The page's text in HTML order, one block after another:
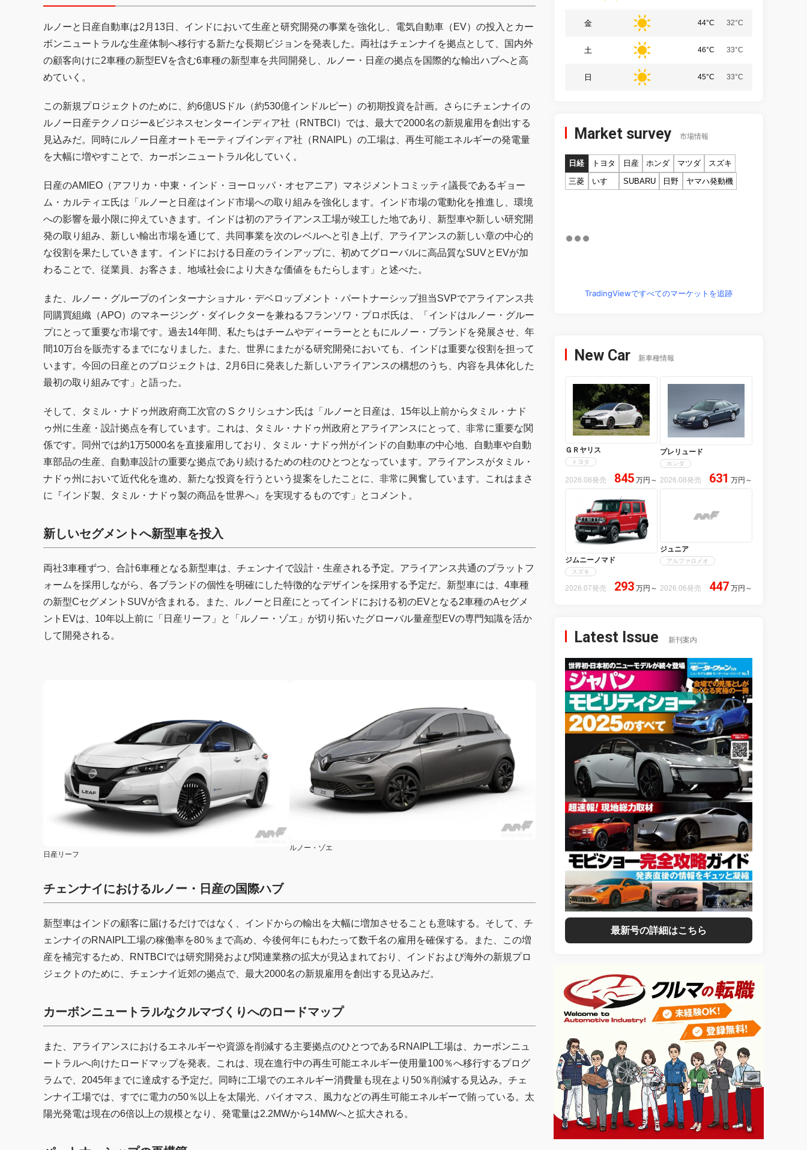
ルノーと日産自動車は2月13日、インドにおいて生産と研究開発の事業を強化し、電気自動車（EV）の投入とカー
ボンニュートラルな生産体制へ移行する新たな長期ビジョンを発表した。両社はチェンナイを拠点として、国内外
の顧客向けに2車種の新型EVを含む6車種の新型車を共同開発し、ルノー・日産の拠点を国際的な輸出ハブへと高
めていく。
この新規プロジェクトのために、約6億USドル（約530億インドルピー）の初期投資を計画。さらにチェンナイの
ルノー日産テクノロジー&ビジネスセンターインディア社（RNTBCI）では、最大で2000名の新規雇用を創出する
見込みだ。同時にルノー日産オートモーティブインディア社（RNAIPL）の工場は、再生可能エネルギーの発電量
を大幅に増やすことで、カーボンニュートラル化していく。
日産のAMIEO（アフリカ・中東・インド・ヨーロッパ・オセアニア）マネジメントコミッティ議長であるギョー
ム・カルティエ氏は「ルノーと日産はインド市場への取り組みを強化します。インド市場の電動化を推進し、環境
への影響を最小限に抑えていきます。インドは初のアライアンス工場が竣工した地であり、新型車や新しい研究開
発の取り組み、新しい輸出市場を通じて、共同事業を次のレベルへと引き上げ、アライアンスの新しい章の中心的
な役割を果たしていきます。インドにおける日産のラインアップに、初めてグローバルに高品質なSUVとEVが加
わることで、従業員、お客さま、地域社会により大きな価値をもたらします」と述べた。
また、ルノー・グループのインターナショナル・デベロップメント・パートナーシップ担当SVPでアライアンス共
同購買組織（APO）のマネージング・ダイレクターを兼ねるフランソワ・プロボ氏は、「インドはルノー・グルー
プにとって重要な市場です。過去14年間、私たちはチームやディーラーとともにルノー・ブランドを発展させ、年
間10万台を販売するまでになりました。また、世界にまたがる研究開発においても、インドは重要な役割を担って
います。今回の日産とのプロジェクトは、2月6日に発表した新しいアライアンスの構想のうち、内容を具体化した
最初の取り組みです」と語った。
そして、タミル・ナドゥ州政府商工次官の S クリシュナン氏は「ルノーと日産は、15年以上前からタミル・ナド
ゥ州に生産・設計拠点を有しています。これは、タミル・ナドゥ州政府とアライアンスにとって、非常に重要な関
係です。同州では約1万5000名を直接雇用しており、タミル・ナドゥ州がインドの自動車の中心地、自動車や自動
車部品の生産、自動車設計の重要な拠点であり続けるための柱のひとつとなっています。アライアンスがタミル・
ナドゥ州において近代化を進め、新たな投資を行うという提案をしたことに、非常に興奮しています。これはまさ
に『インド製、タミル・ナドゥ製の商品を世界へ』を実現するものです」とコメント。
新しいセグメントへ新型車を投入
両社3車種ずつ、合計6車種となる新型車は、チェンナイで設計・生産される予定。アライアンス共通のプラットフ
ォームを採用しながら、各ブランドの個性を明確にした特徴的なデザインを採用する予定だ。新型車には、4車種
の新型CセグメントSUVが含まれる。また、ルノーと日産にとってインドにおける初のEVとなる2車種のAセグメ
ントEVは、10年以上前に「日産リーフ」と「ルノー・ゾエ」が切り拓いたグローバル量産型EVの専門知識を活か
して開発される。
日産リーフ
ルノー・ゾエ
チェンナイにおけるルノー・日産の国際ハブ
新型車はインドの顧客に届けるだけではなく、インドからの輸出を大幅に増加させることも意味する。そして、チ
ェンナイのRNAIPL工場の稼働率を80％まで高め、今後何年にもわたって数千名の雇用を確保する。また、この増
産を補完するため、RNTBCIでは研究開発および関連業務の拡大が見込まれており、インドおよび海外の新規プロ
ジェクトのために、チェンナイ近郊の拠点で、最大2000名の新規雇用を創出する見込みだ。
カーボンニュートラルなクルマづくりへのロードマップ
また、アライアンスにおけるエネルギーや資源を削減する主要拠点のひとつであるRNAIPL工場は、カーボンニュ
ートラルへ向けたロードマップを発表。これは、現在進行中の再生可能エネルギー使用量100％へ移行するプログ
ラムで、2045年までに達成する予定だ。同時に工場でのエネルギー消費量も現在より50％削減する見込み。チェ
ンナイ工場では、すでに電力の50％以上を太陽光、バイオマス、風力などの再生可能エネルギーで賄っている。太
陽光発電は現在の6倍以上の規模となり、発電量は2.2MWから14MWへと拡大される。
金 44°C 32°C
土 46°C 33°C
日 45°C 33°C
Market survey 市場情報
日経 トヨタ 日産 ホンダ マツダ
スズキ
三菱
いすゞ SUBARU 日野 ヤマハ発動機
TradingViewですべてのマーケットを追跡
New Car 新車種情報
ＧＲヤリス
トヨタ
2026.08発売 845 万円 ～
プレリュード
ホンダ
2026.08発売 631 万円 ～
ジムニーノマド
スズキ
2026.07発売 293 万円 ～
ジュニア
アルファロメオ
2026.06発売 447 万円 ～
Latest Issue 新刊案内
最新号の詳細はこちら